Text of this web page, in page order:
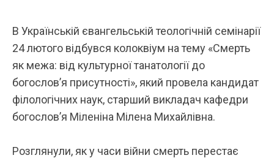
В Українській євангельській теологічній семінарії
24 лютого відбувся колоквіум на тему «Смерть
як межа: від культурної танатології до
богослов’я присутності», який провела кандидат
філологічних наук, старший викладач кафедри
богослов’я Міленіна Мілена Михайлівна.
Розглянули, як у часи війни смерть перестає